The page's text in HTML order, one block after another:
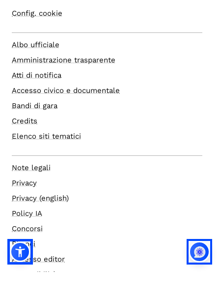
Config. cookie
Albo ufficiale
Amministrazione trasparente
Atti di notifica
Accesso civico e documentale
Bandi di gara
Credits
Elenco siti tematici
Note legali
Privacy
Privacy (english)
Policy IA
Concorsi
Bilanci
Accesso editor
Accessibilità